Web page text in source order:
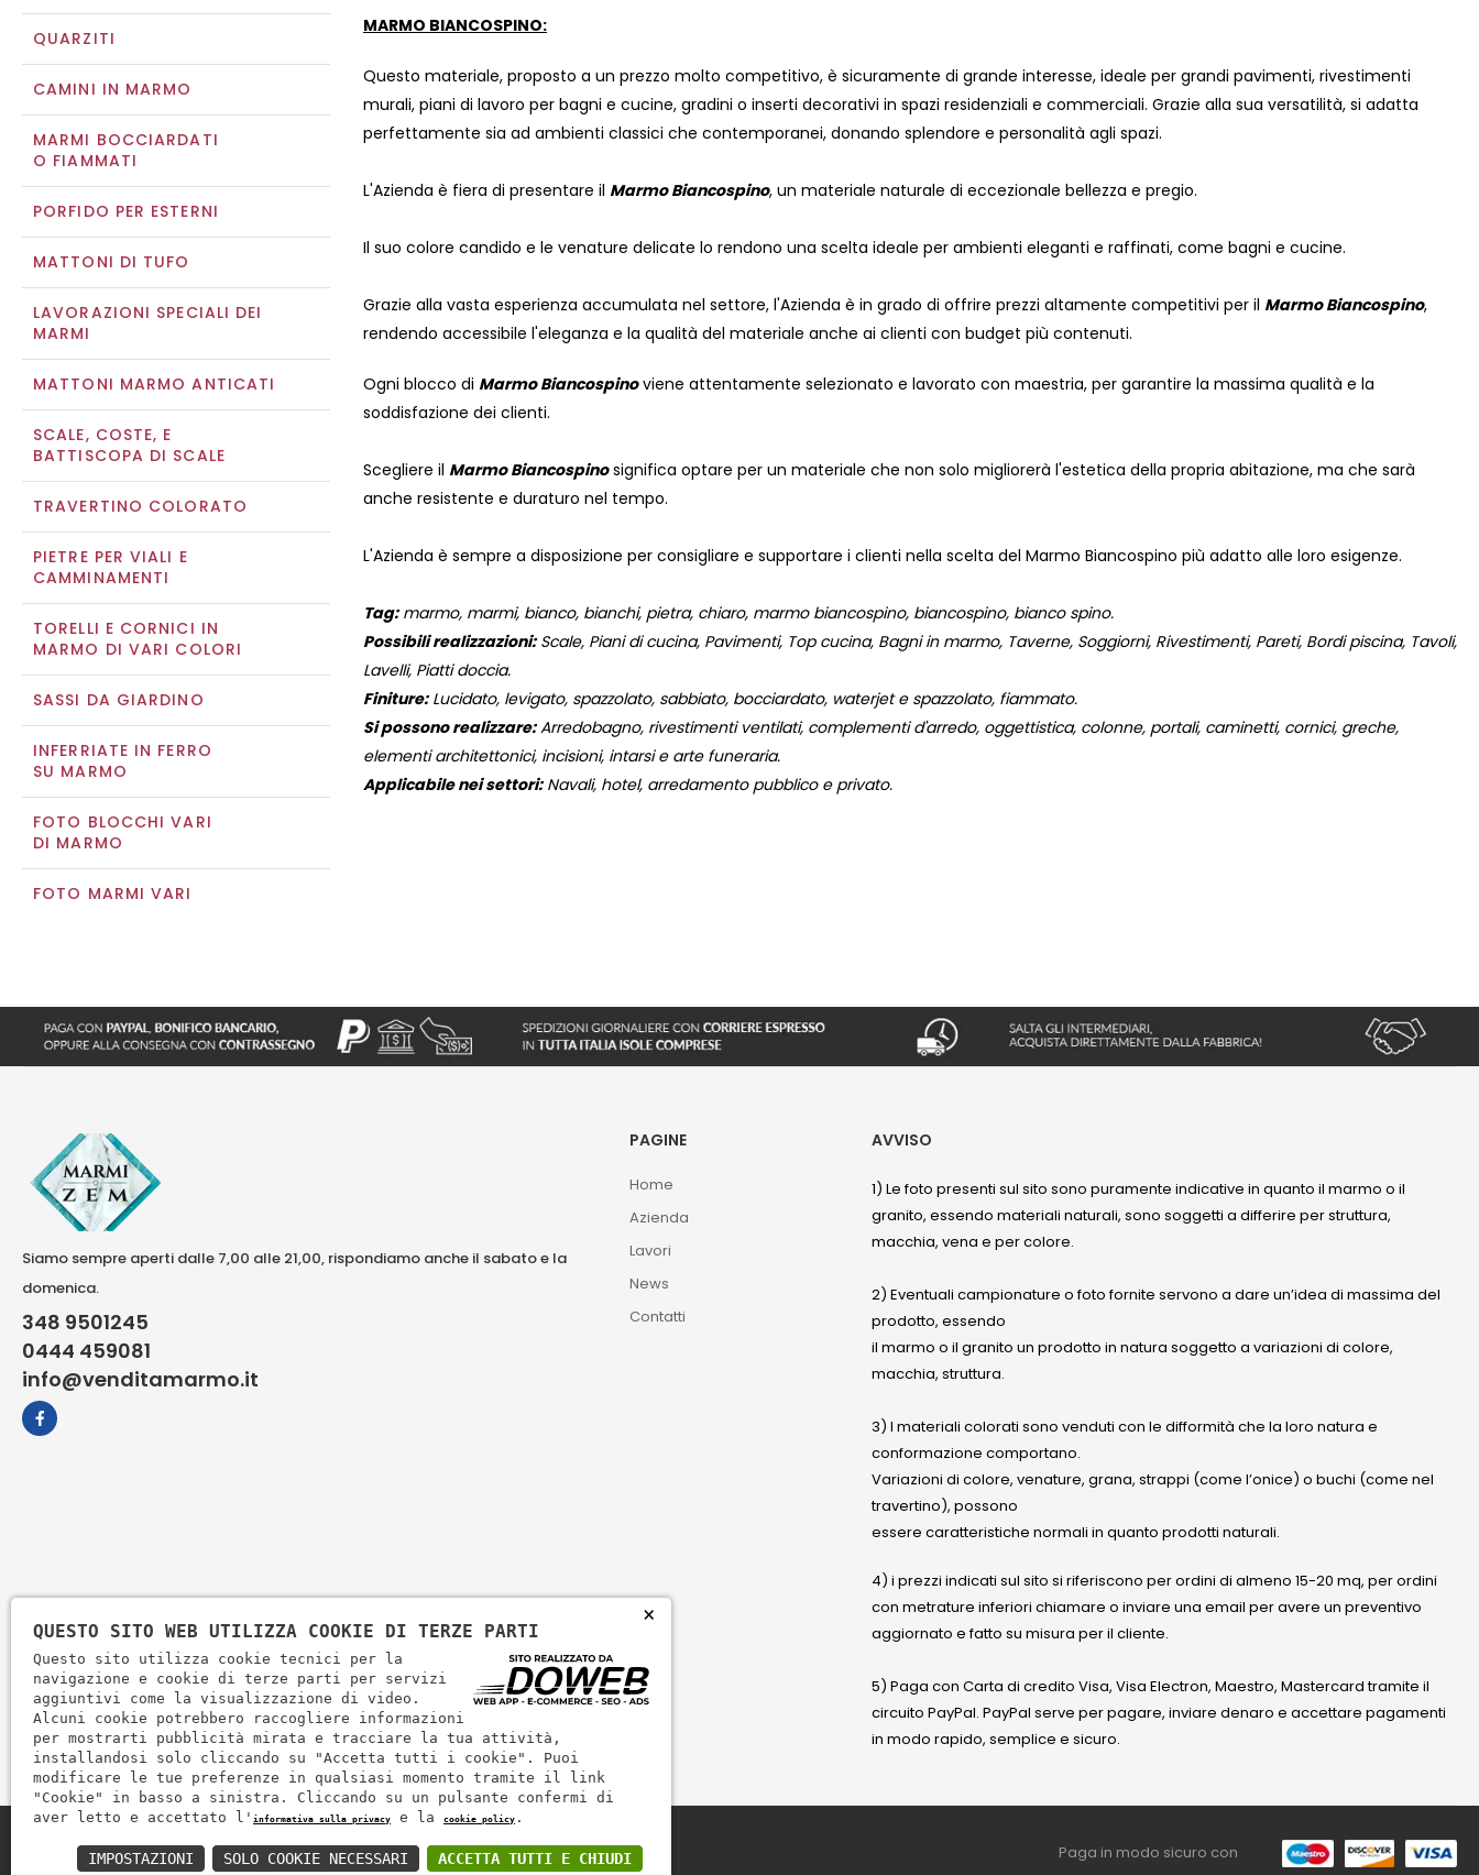
QUARZITI
CAMINI IN MARMO
MARMI BOCCIARDATI
O FIAMMATI
PORFIDO PER ESTERNI
MATTONI DI TUFO
LAVORAZIONI SPECIALI DEI
MARMI
MATTONI MARMO ANTICATI
SCALE, COSTE, E
BATTISCOPA DI SCALE
TRAVERTINO COLORATO
PIETRE PER VIALI E
CAMMINAMENTI
TORELLI E CORNICI IN
MARMO DI VARI COLORI
SASSI DA GIARDINO
INFERRIATE IN FERRO
SU MARMO
FOTO BLOCCHI VARI
DI MARMO
FOTO MARMI VARI
MARMO BIANCOSPINO:
Questo materiale, proposto a un prezzo molto competitivo, è sicuramente di grande interesse, ideale per grandi pavimenti, rivestimenti
murali, piani di lavoro per bagni e cucine, gradini o inserti decorativi in ​​spazi residenziali e commerciali. Grazie alla sua versatilità, si adatta
perfettamente sia ad ambienti classici che contemporanei, donando splendore e personalità agli spazi.
L'Azienda è fiera di presentare il Marmo Biancospino, un materiale naturale di eccezionale bellezza e pregio.
Il suo colore candido e le venature delicate lo rendono una scelta ideale per ambienti eleganti e raffinati, come bagni e cucine.
Grazie alla vasta esperienza accumulata nel settore, l'Azienda è in grado di offrire prezzi altamente competitivi per il Marmo Biancospino,
rendendo accessibile l'eleganza e la qualità del materiale anche ai clienti con budget più contenuti.
Ogni blocco di Marmo Biancospinoviene attentamente selezionato e lavorato con maestria, per garantire la massima qualità e la
soddisfazione dei clienti.
Scegliere il Marmo Biancospinosignifica optare per un materiale che non solo migliorerà l'estetica della propria abitazione, ma che sarà
anche resistente e duraturo nel tempo.
L'Azienda è sempre a disposizione per consigliare e supportare i clienti nella scelta del Marmo Biancospino più adatto alle loro esigenze.
Tag:marmo, marmi, bianco, bianchi, pietra, chiaro, marmo biancospino, biancospino, bianco spino.
Possibili realizzazioni:Scale, Piani di cucina, Pavimenti, Top cucina, Bagni in marmo, Taverne, Soggiorni, Rivestimenti, Pareti, Bordi piscina, Tavoli,
Lavelli, Piatti doccia.
Finiture:Lucidato, levigato, spazzolato, sabbiato, bocciardato, waterjet e spazzolato, fiammato.
Si possono realizzare:Arredobagno, rivestimenti ventilati, complementi d'arredo, oggettistica, colonne, portali, caminetti, cornici, greche,
elementi architettonici, incisioni, intarsi e arte funeraria.
Applicabile nei settori:Navali, hotel, arredamento pubblico e privato.
Siamo sempre aperti dalle 7,00 alle 21,00, rispondiamo anche il sabato e la
domenica.
348 9501245
0444 459081
info@venditamarmo.it
PAGINE
Home
Azienda
Lavori
News
Contatti
AVVISO
1) Le foto presenti sul sito sono puramente indicative in quanto il marmo o il
granito, essendo materiali naturali, sono soggetti a differire per struttura,
macchia, vena e per colore.
2) Eventuali campionature o foto fornite servono a dare un’idea di massima del
prodotto, essendo
il marmo o il granito un prodotto in natura soggetto a variazioni di colore,
macchia, struttura.
3) I materiali colorati sono venduti con le difformità che la loro natura e
conformazione comportano.
Variazioni di colore, venature, grana, strappi (come l’onice) o buchi (come nel
travertino), possono
essere caratteristiche normali in quanto prodotti naturali.
4) i prezzi indicati sul sito si riferiscono per ordini di almeno 15-20 mq, per ordini
con metrature inferiori chiamare o inviare una email per avere un preventivo
aggiornato e fatto su misura per il cliente.
5) Paga con Carta di credito Visa, Visa Electron, Maestro, Mastercard tramite il
circuito PayPal. PayPal serve per pagare, inviare denaro e accettare pagamenti
in modo rapido, semplice e sicuro.
Zem Marmi P.I. 03463990246 Paga in modo sicuro con
×
QUESTO SITO WEB UTILIZZA COOKIE DI TERZE PARTI
Questo sito utilizza cookie tecnici per la
navigazione e cookie di terze parti per servizi
aggiuntivi come la visualizzazione di video.
Alcuni cookie potrebbero raccogliere informazioni
per mostrarti pubblicità mirata e tracciare la tua attività,
installandosi solo cliccando su "Accetta tutti i cookie". Puoi
modificare le tue preferenze in qualsiasi momento tramite il link
"Cookie" in basso a sinistra. Cliccando su un pulsante confermi di
aver letto e accettato l' informativa sulla privacy e la cookie policy .
ACCETTA TUTTI E CHIUDI
SOLO COOKIE NECESSARI
IMPOSTAZIONI